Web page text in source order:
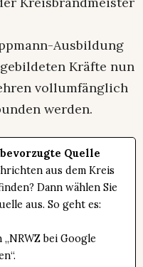
Ausbildung
Kräfte nun
vollumfänglich
werden.
Quelle
aus dem Kreis
Dann wählen Sie
aus. So geht es:
bei Google